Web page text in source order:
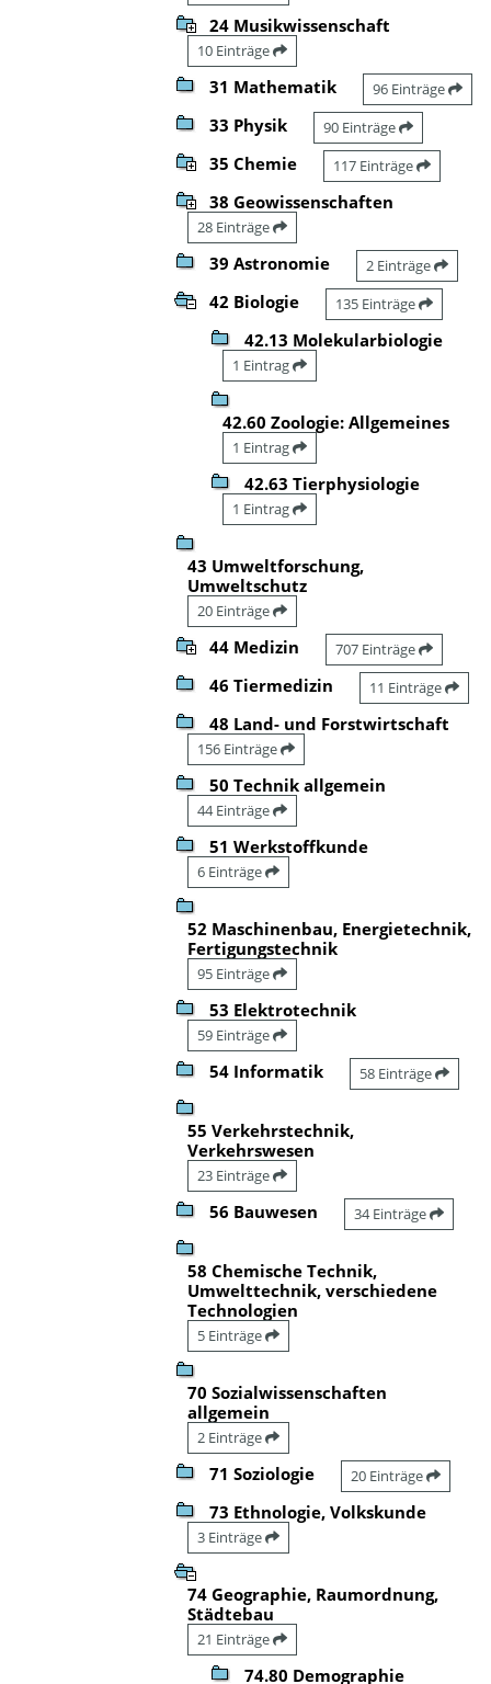
24 Musikwissenschaft
10 Einträge
31 Mathematik 96 Einträge
33 Physik 90 Einträge
35 Chemie 117 Einträge
38 Geowissenschaften
28 Einträge
39 Astronomie 2 Einträge
42 Biologie 135 Einträge
42.13 Molekularbiologie
1 Eintrag
42.60 Zoologie: Allgemeines
1 Eintrag
42.63 Tierphysiologie
1 Eintrag
43 Umweltforschung,
Umweltschutz
20 Einträge
44 Medizin 707 Einträge
46 Tiermedizin 11 Einträge
48 Land- und Forstwirtschaft
156 Einträge
50 Technik allgemein
44 Einträge
51 Werkstoffkunde
6 Einträge
52 Maschinenbau, Energietechnik,
Fertigungstechnik
95 Einträge
53 Elektrotechnik
59 Einträge
54 Informatik 58 Einträge
55 Verkehrstechnik,
Verkehrswesen
23 Einträge
56 Bauwesen 34 Einträge
58 Chemische Technik,
Umwelttechnik, verschiedene
Technologien
5 Einträge
70 Sozialwissenschaften
allgemein
2 Einträge
71 Soziologie 20 Einträge
73 Ethnologie, Volkskunde
3 Einträge
74 Geographie, Raumordnung,
Städtebau
21 Einträge
74.80 Demographie